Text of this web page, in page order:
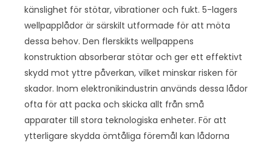
känslighet för stötar, vibrationer och fukt. 5-lagers
wellpapplådor är särskilt utformade för att möta
dessa behov. Den flerskikts wellpappens
konstruktion absorberar stötar och ger ett effektivt
skydd mot yttre påverkan, vilket minskar risken för
skador. Inom elektronikindustrin används dessa lådor
ofta för att packa och skicka allt från små
apparater till stora teknologiska enheter. För att
ytterligare skydda ömtåliga föremål kan lådorna